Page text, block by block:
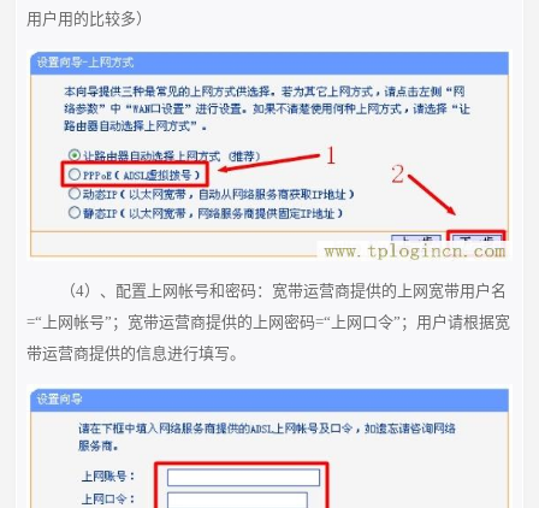
用户用的比较多）
（4）、配置上网帐号和密码：宽带运营商提供的上网宽带用户名
=“上网帐号”；宽带运营商提供的上网密码=“上网口令”；用户请根据宽
带运营商提供的信息进行填写。